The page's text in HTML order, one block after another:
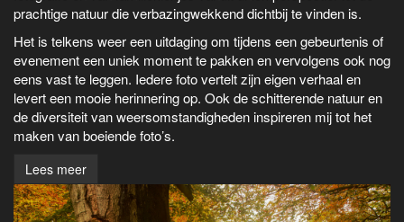
prachtige natuur die verbazingwekkend dichtbij te vinden is.
Het is telkens weer een uitdaging om tijdens een gebeurtenis of
evenement een uniek moment te pakken en vervolgens ook nog
eens vast te leggen. Iedere foto vertelt zijn eigen verhaal en
levert een mooie herinnering op. Ook de schitterende natuur en
de diversiteit van weersomstandigheden inspireren mij tot het
maken van boeiende foto’s.
Lees meer